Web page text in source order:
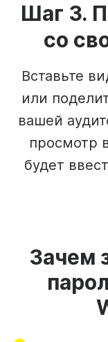
Шаг 3.
со
Вставьте
или
вашей
просмотр
будет
Зачем